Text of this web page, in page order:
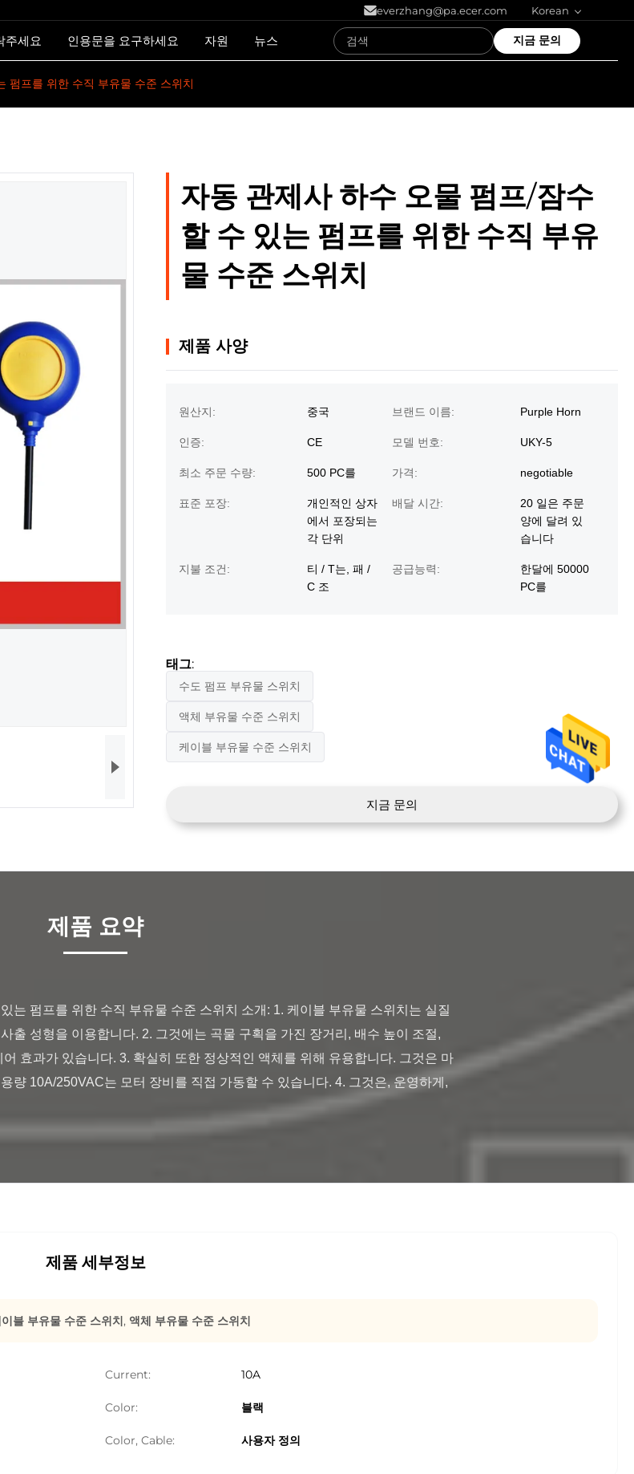
everzhang@pa.ecer.com Korean
주세요 인용문을 요구하세요 자원 뉴스 지금 문의
펌프를 위한 수직 부유물 수준 스위치
자동 관제사 하수 오물 펌프/잠수
할 수 있는 펌프를 위한 수직 부유
물 수준 스위치
제품 사양
원산지: 중국 브랜드 이름: Purple Horn
인증: CE 모델 번호: UKY-5
최소 주문 수량: 500 PC를 가격: negotiable
표준 포장:
개인적인 상자
에서 포장되는
각 단위
배달 시간:
20 일은 주문
양에 달려 있
습니다
지불 조건:
티 / T는, 패 /
C 조
공급능력:
한달에 50000
PC를
태그:
수도 펌프 부유물 스위치
액체 부유물 수준 스위치
케이블 부유물 수준 스위치
지금 문의
제품 요약
출 성형을 이용합니다. 2. 그것에는 곡물 구획을 가진 장거리, 배수 높이 조절,
효과가 있습니다. 3. 확실히 또한 정상적인 액체를 위해 유용합니다. 그것은 마
량 10A/250VAC는 모터 장비를 직접 가동할 수 있습니다. 4. 그것은, 운영하게,
제품 세부정보
블 부유물 수준 스위치, 액체 부유물 수준 스위치
Current: 10A
Color: 블랙
Color, Cable: 사용자 정의